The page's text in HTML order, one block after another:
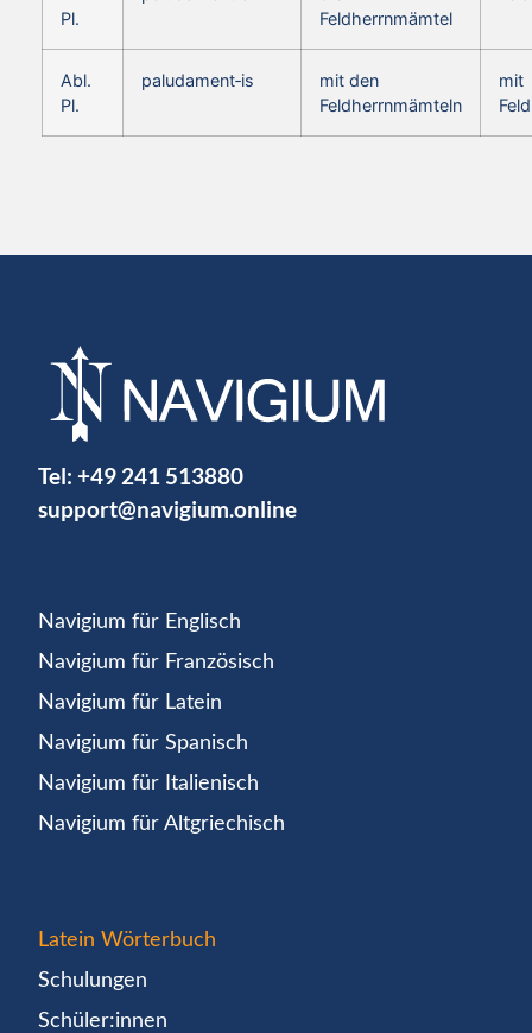
Pl.
Feldherrnmämtel
Abl.
Pl.
paludament‑is
mit den
Feldherrnmämteln
mit
Tel: +49 241 513880
support@navigium.online
Navigium für Englisch
Navigium für Französisch
Navigium für Latein
Navigium für Spanisch
Navigium für Italienisch
Navigium für Altgriechisch
Latein Wörterbuch
Schulungen
Schüler:innen